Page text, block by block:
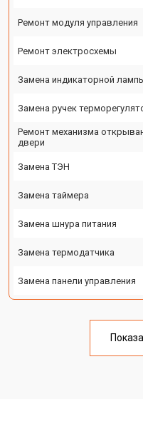
Ремонт модуля управления
Ремонт электросхемы
Замена индикаторной
Замена ручек
Ремонт механизма
двери
Замена ТЭН
Замена таймера
Замена шнура питания
Замена термодатчика
Замена панели управления